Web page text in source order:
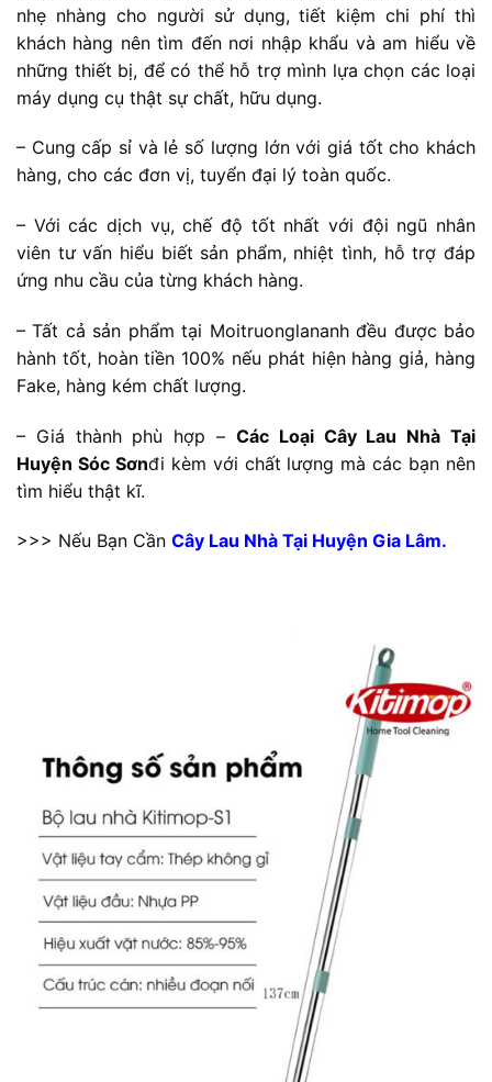
nhẹ nhàng cho người sử dụng, tiết kiệm chi phí thì
khách hàng nên tìm đến nơi nhập khẩu và am hiểu về
những thiết bị, để có thể hỗ trợ mình lựa chọn các loại
máy dụng cụ thật sự chất, hữu dụng.
– Cung cấp sỉ và lẻ số lượng lớn với giá tốt cho khách
hàng, cho các đơn vị, tuyển đại lý toàn quốc.
– Với các dịch vụ, chế độ tốt nhất với đội ngũ nhân
viên tư vấn hiểu biết sản phẩm, nhiệt tình, hỗ trợ đáp
ứng nhu cầu của từng khách hàng.
– Tất cả sản phẩm tại Moitruonglananh đều được bảo
hành tốt, hoàn tiền 100% nếu phát hiện hàng giả, hàng
Fake, hàng kém chất lượng.
– Giá thành phù hợp – Các Loại Cây Lau Nhà Tại
Huyện Sóc Sơnđi kèm với chất lượng mà các bạn nên
tìm hiểu thật kĩ.
>>> Nếu Bạn Cần Cây Lau Nhà Tại Huyện Gia Lâm.